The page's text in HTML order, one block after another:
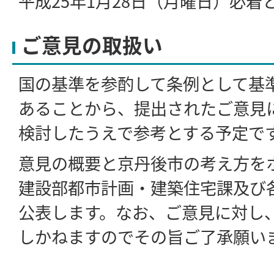
ご意見の取扱い
国の基準を参酌して条例として基
あることから、提出されたご意見
検討したうえで参考とする予定で
意見の概要と京丹後市の考え方を
建設部都市計画・建築住宅課及
公表します。なお、ご意見に対し
しかねますのでその旨ご了承願い